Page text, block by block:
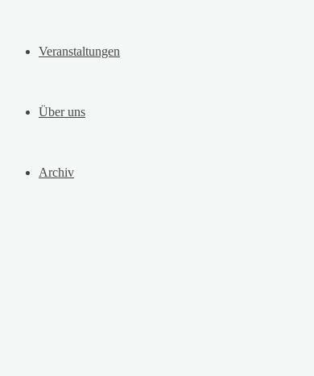
Veranstaltungen
Über uns
Archiv